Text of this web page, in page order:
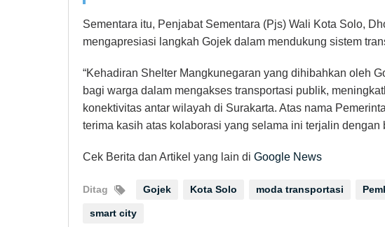
Sementara itu, Penjabat Sementara (Pjs) Wali Kota Solo,
mengapresiasi langkah Gojek dalam mendukung sistem
“Kehadiran Shelter Mangkunegaran yang dihibahkan oleh
bagi warga dalam mengakses transportasi publik,
konektivitas antar wilayah di Surakarta. Atas nama
terima kasih atas kolaborasi yang selama ini terjalin dengan
Cek Berita dan Artikel yang lain di Google News
Ditag Gojek Kota Solo moda transportasi
smart city